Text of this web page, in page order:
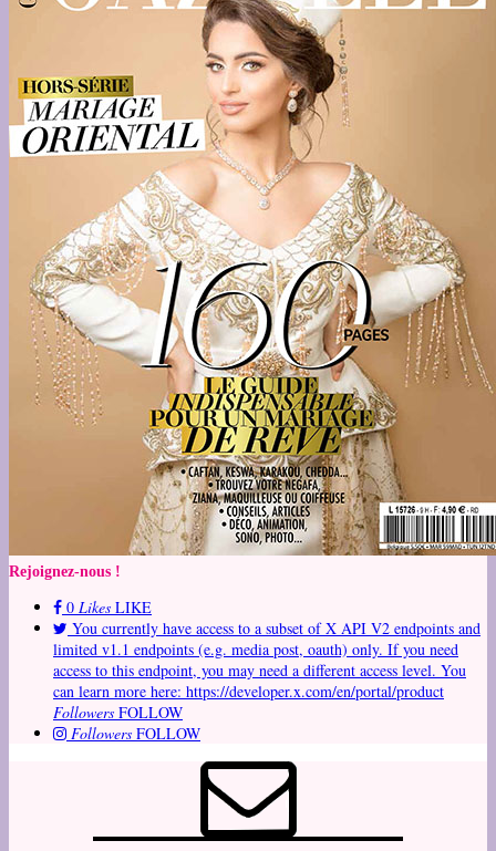
Rejoignez-nous !
0 Likes LIKE
You currently have access to a subset of X API V2 endpoints and
limited v1.1 endpoints (e.g. media post, oauth) only. If you need
access to this endpoint, you may need a different access level. You
can learn more here: https://developer.x.com/en/portal/product
Followers FOLLOW
Followers FOLLOW